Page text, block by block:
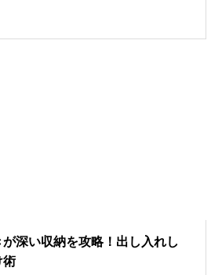
深い収納を攻略！出し入れし
術